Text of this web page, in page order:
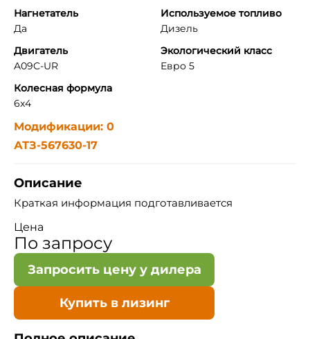
Нагнетатель
Да
Используемое топливо
Дизель
Двигатель
A09C-UR
Экологический класс
Евро 5
Колесная формула
6x4
Модификации: 0
АТЗ-567630-17
Описание
Краткая информация подготавливается
Цена
По запросу
Запросить цену у дилера
Купить в лизинг